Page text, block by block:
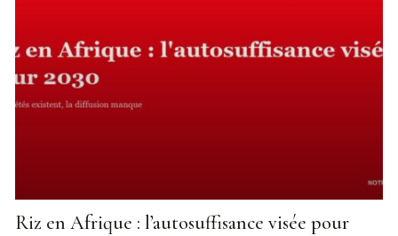
Riz en Afrique : l’autosuffisance visée pour